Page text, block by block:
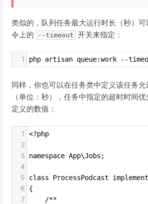
类似的，队列任务最大运行时长（秒）
令上的
--timeout 开关来指定：
1 php artisan queue:work --
同样，你也可以在任务类中定义该任务
（单位：秒），任务中指定的超时时间
定义的数值：
1 <?php
2
3
namespace App\Jobs;
4
5
class ProcessPodcast
6 {
7
    /**